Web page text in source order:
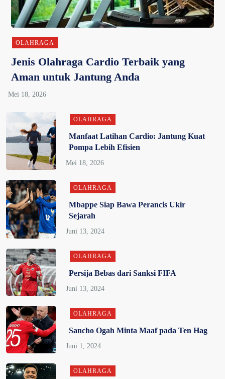
OLAHRAGA
Jenis Olahraga Cardio Terbaik yang
Aman untuk Jantung Anda
OLAHRAGA
Manfaat Latihan Cardio: Jantung Kuat
Pompa Lebih Efisien
OLAHRAGA
Mbappe Siap Bawa Perancis Ukir
Sejarah
OLAHRAGA
Persija Bebas dari Sanksi FIFA
OLAHRAGA
Sancho Ogah Minta Maaf pada Ten Hag
OLAHRAGA